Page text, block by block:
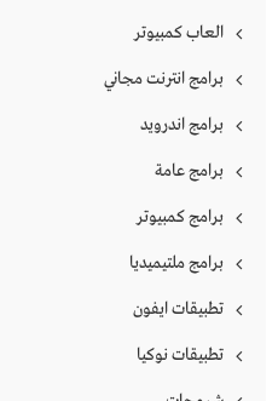
العاب كمبيوتر
برامج انترنت مجاني
برامج اندرويد
برامج عامة
برامج كمبيوتر
برامج ملتيميديا
تطبيقات ايفون
تطبيقات نوكيا